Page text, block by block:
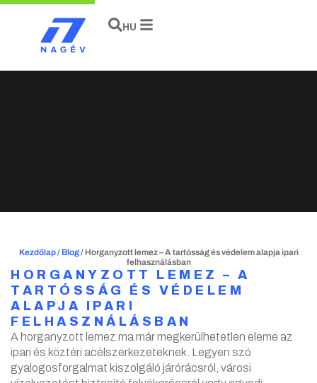
HU
DE
Kezdőlap/ Blog/ Horganyzott lemez – A tartósság és védelem alapja ipari
felhasználásban
HORGANYZOTT LEMEZ – A
TARTÓSSÁG ÉS VÉDELEM
ALAPJA IPARI
FELHASZNÁLÁSBAN
A horganyzott lemez ma már megkerülhetetlen eleme az
ipari és köztéri acélszerkezeteknek. Legyen szó
gyalogosforgalmat kiszolgáló járórácsról, városi